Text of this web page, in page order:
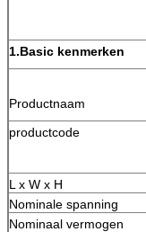
1.Basic kenmerken
Productnaam
productcode
L x W x H
Nominale spanning
Nominaal vermogen